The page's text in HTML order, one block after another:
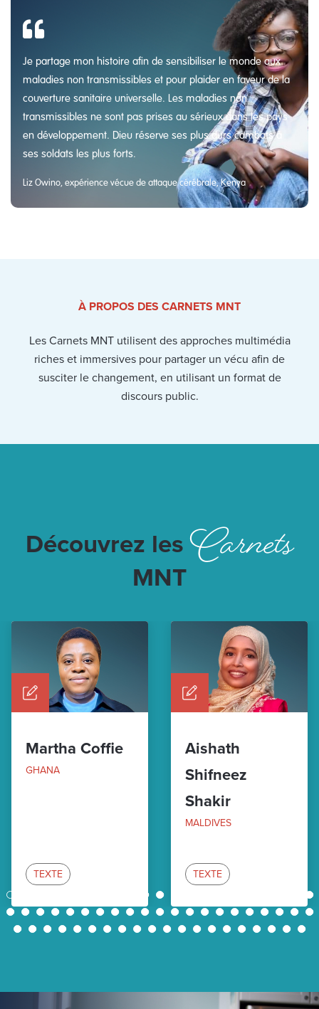
Je partage mon histoire afin de sensibiliser le monde aux
maladies non transmissibles et pour plaider en faveur de la
couverture sanitaire universelle. Les maladies non
transmissibles ne sont pas prises au sérieux dans les pays
en développement. Dieu réserve ses plus durs combats à
ses soldats les plus forts.
Liz Owino, expérience vécue de attaque cérébrale, Kenya
À PROPOS DES CARNETS MNT
Les Carnets MNT utilisent des approches multimédia
riches et immersives pour partager un vécu afin de
susciter le changement, en utilisant un format de
discours public.
Découvrez lesCarnets
MNT
Martha Coffie
GHANA
TEXTE
Aishath
Shifneez
Shakir
MALDIVES
TEXTE
1 10 11
21
22
23 24 25 26 27 28 29 30 31 32 33 34 35 36 37 38 39 40 41
42
43
44 45 46 47 48 49 50 51 52 53 54 55 56 57 58 59 60 61 62